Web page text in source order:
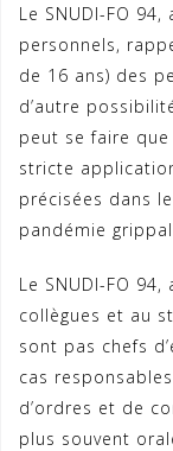
Le SNUDI-FO
personnels,
de 16 ans) des
d’autre
peut se faire
stricte
précisées dans
pandémie
Le SNUDI-FO
collègues et au
sont pas chefs
cas
d’ordres et de
plus souvent